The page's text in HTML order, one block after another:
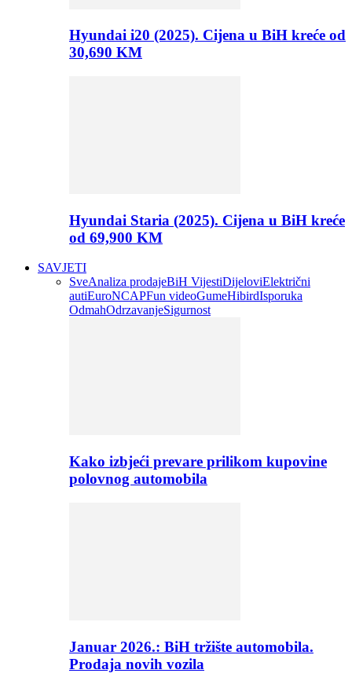
Hyundai i20 (2025). Cijena u BiH kreće od
30,690 KM
Hyundai Staria (2025). Cijena u BiH kreće
od 69,900 KM
SAVJETI
SveAnaliza prodajeBiH VijestiDijeloviElektrični
autiEuroNCAPFun videoGumeHibirdIsporuka
OdmahOdrzavanjeSigurnost
Kako izbjeći prevare prilikom kupovine
polovnog automobila
Januar 2026.: BiH tržište automobila.
Prodaja novih vozila